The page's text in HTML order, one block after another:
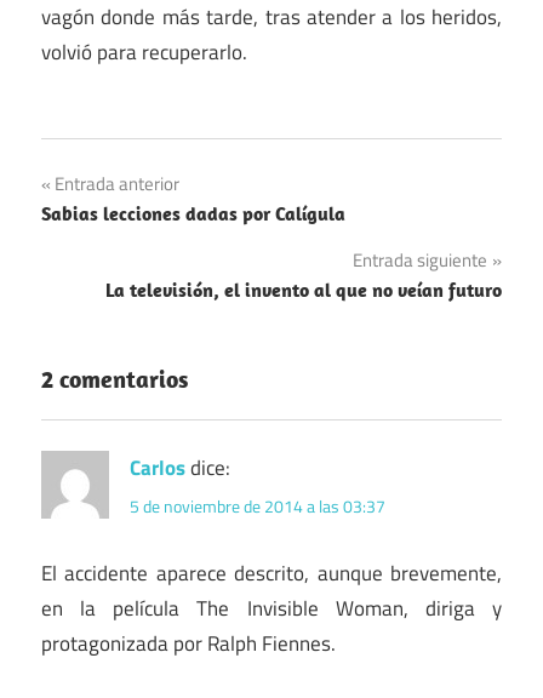
vagón donde más tarde, tras atender a los heridos,
volvió para recuperarlo.
Navegación
de
entradas
Entrada anterior
Sabias lecciones dadas por Calígula
Entrada siguiente
La televisión, el invento al que no veían futuro
2 comentarios
Carlosdice:
5 de noviembre de 2014 a las 03:37
El accidente aparece descrito, aunque brevemente,
en la película The Invisible Woman, diriga y
protagonizada por Ralph Fiennes.